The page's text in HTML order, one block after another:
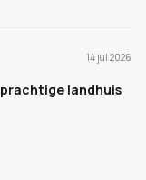
14 jul 2026
landhuis